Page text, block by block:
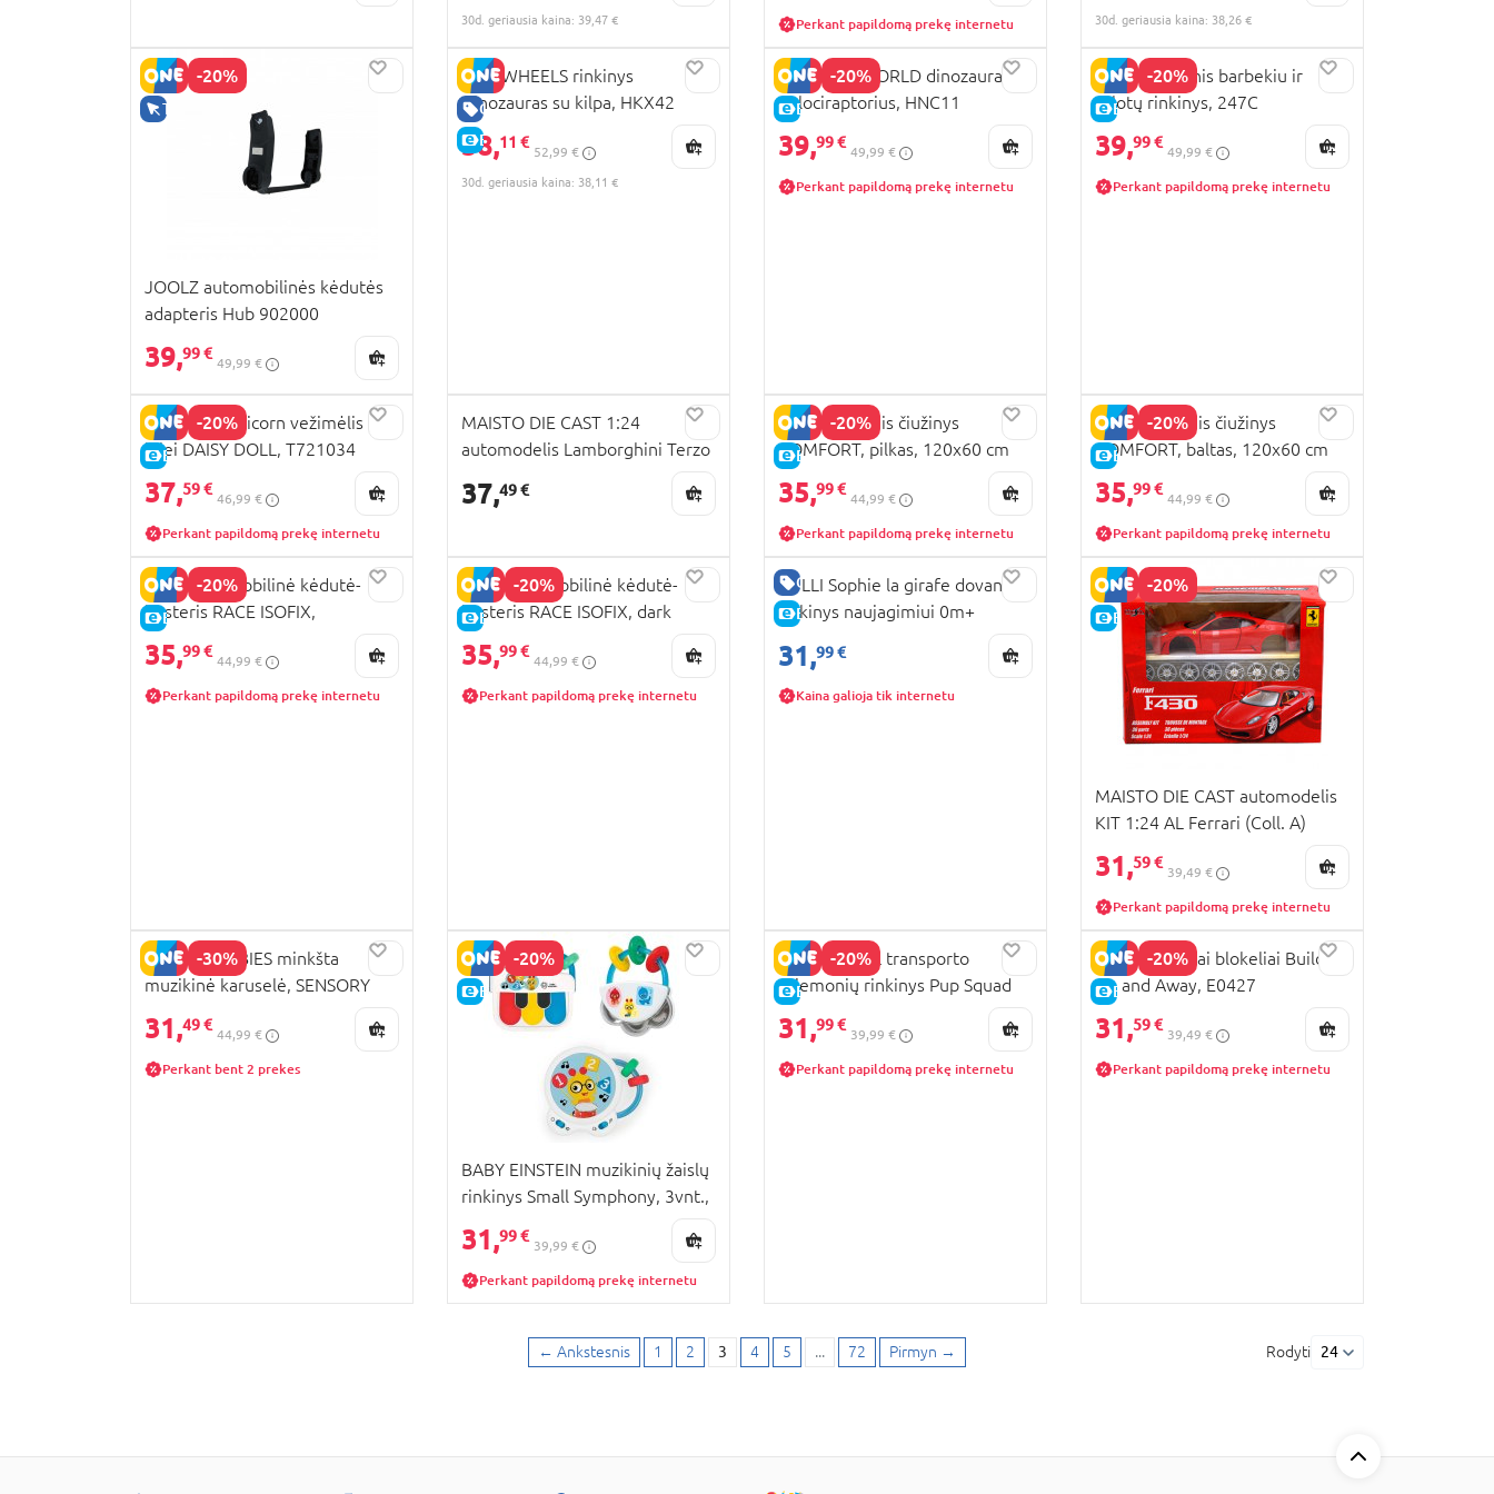
30d. geriausia kaina: 39,47 € Perkant papildomą prekę internetu 30d. geriausia kaina: 38,26 €
-20%
TIK INTERNETU
JOOLZ automobilinės kėdutės
adapteris Hub 902000
39,99 €
49,99 €
GERA KAINA
E-KAINA
HOT WHEELS rinkinys
Dinozauras su kilpa, HKX42
38,11 €
52,99 €
30d. geriausia kaina: 38,11 €
-20%
E-KAINA
JURASSIC WORLD dinozauras
Velociraptorius, HNC11
39,99 €
49,99 €
Perkant papildomą prekę internetu
-20%
E-KAINA
BLUEY Medinis barbekiu ir
salotų rinkinys, 247C
39,99 €
49,99 €
Perkant papildomą prekę internetu
-20%
E-KAINA
509 Crew Unicorn vežimėlis
lėlei DAISY DOLL, T721034
37,59 €
46,99 €
Perkant papildomą prekę internetu
MAISTO DIE CAST 1:24
automodelis Lamborghini Terzo
37,49 €
-20%
E-KAINA
MILLI turistinis čiužinys
COMFORT, pilkas, 120x60 cm
35,99 €
44,99 €
Perkant papildomą prekę internetu
-20%
E-KAINA
MILLI turistinis čiužinys
COMFORT, baltas, 120x60 cm
35,99 €
44,99 €
Perkant papildomą prekę internetu
-20%
E-KAINA
MILLI automobilinė kėdutė-
busteris RACE ISOFIX,
black+grey CC15-R129
35,99 €
44,99 €
Perkant papildomą prekę internetu
-20%
E-KAINA
MILLI automobilinė kėdutė-
busteris RACE ISOFIX, dark
grey+blue, CC15-R129
35,99 €
44,99 €
Perkant papildomą prekę internetu
GERA KAINA
E-KAINA
VULLI Sophie la girafe dovanų
rinkinys naujagimiui 0m+
31,99 €
Kaina galioja tik internetu
-20%
E-KAINA
MAISTO DIE CAST automodelis
KIT 1:24 AL Ferrari (Coll. A)
31,59 €
39,49 €
Perkant papildomą prekę internetu
-30%
CANPOL BABIES minkšta
muzikinė karuselė, SENSORY
31,49 €
44,99 €
Perkant bent 2 prekes
-20%
E-KAINA
BABY EINSTEIN muzikinių žaislų
rinkinys Small Symphony, 3vnt.,
31,99 €
39,99 €
Perkant papildomą prekę internetu
-20%
E-KAINA
PAW PATROL transporto
priemonių rinkinys Pup Squad
Racer Rescue Wheels Giftpack,
6071032
31,99 €
39,99 €
Perkant papildomą prekę internetu
-20%
E-KAINA
HAPE mediniai blokeliai Build
Up and Away, E0427
31,59 €
39,49 €
Perkant papildomą prekę internetu
← Ankstesnis 1 2 3 4 5 ... 72 Pirmyn → Rodyti 24